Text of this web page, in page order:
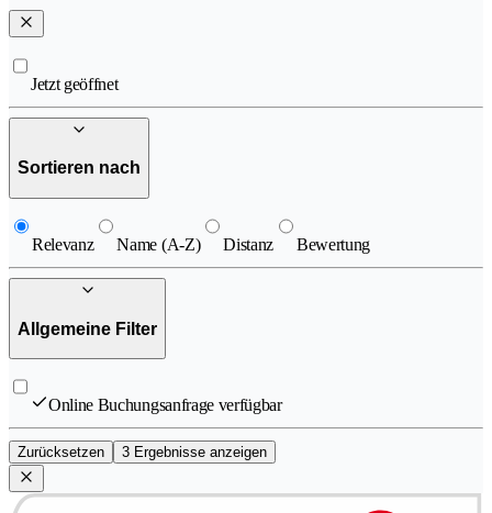
Jetzt geöffnet
Sortieren nach
Relevanz Name (A-Z) Distanz Bewertung
Allgemeine Filter
Online Buchungsanfrage verfügbar
Zurücksetzen 3 Ergebnisse anzeigen